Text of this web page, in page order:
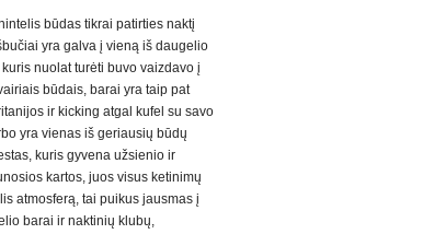
būdas tikrai patirties naktį
yra galva į vieną iš daugelio
nuolat turėti buvo vaizdavo į
būdais, barai yra taip pat
ir kicking atgal kufel su savo
yra vienas iš geriausių būdų
kuris gyvena užsienio ir
kartos, juos visus ketinimų
atmosferą, tai puikus jausmas į
barai ir naktinių klubų,